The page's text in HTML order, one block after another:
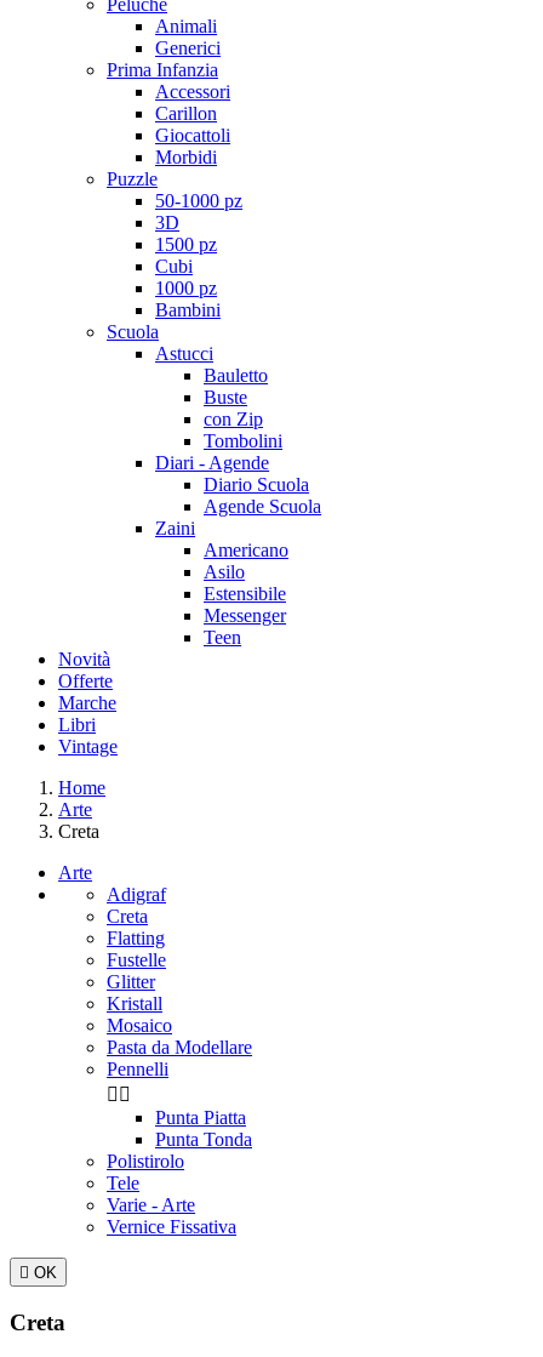
Peluche
Animali
Generici
Prima Infanzia
Accessori
Carillon
Giocattoli
Morbidi
Puzzle
50-1000 pz
3D
1500 pz
Cubi
1000 pz
Bambini
Scuola
Astucci
Bauletto
Buste
con Zip
Tombolini
Diari - Agende
Diario Scuola
Agende Scuola
Zaini
Americano
Asilo
Estensibile
Messenger
Teen
Novità
Offerte
Marche
Libri
Vintage
Home
Arte
Creta
Arte
Adigraf
Creta
Flatting
Fustelle
Glitter
Kristall
Mosaico
Pasta da Modellare
Pennelli
 
Punta Piatta
Punta Tonda
Polistirolo
Tele
Varie - Arte
Vernice Fissativa
 OK
Creta